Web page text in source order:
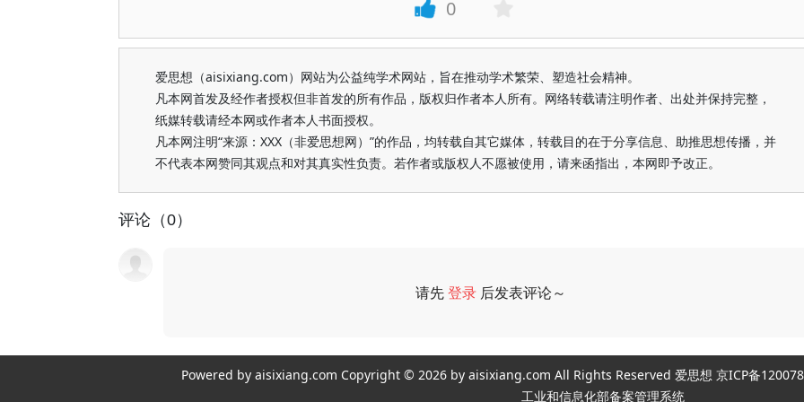
0
爱思想（aisixiang.com）网站为公益纯学术网站，旨在推动学术繁荣、塑造社会精神。
凡本网首发及经作者授权但非首发的所有作品，版权归作者本人所有。网络转载请注明作者、出处并保持完整，
纸媒转载请经本网或作者本人书面授权。
凡本网注明“来源：XXX（非爱思想网）”的作品，均转载自其它媒体，转载目的在于分享信息、助推思想传播，并
不代表本网赞同其观点和对其真实性负责。若作者或版权人不愿被使用，请来函指出，本网即予改正。
评论（0）
请先登录 后发表评论～
Powered by aisixiang.com Copyright © 2026 by aisixiang.com All Rights Reserved 爱思想 京ICP备
工业和信息化部备案管理系统